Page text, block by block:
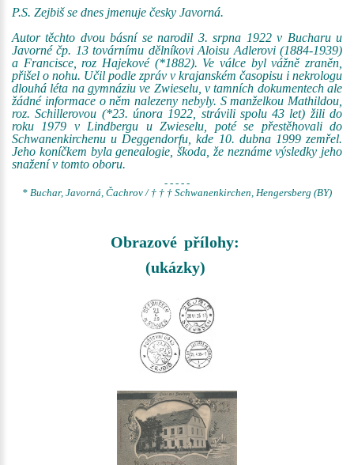
P.S. Zejbiš se dnes jmenuje česky Javorná.
Autor těchto dvou básní se narodil 3. srpna 1922 v Bucharu u
Javorné čp. 13 továrnímu dělníkovi Aloisu Adlerovi (1884-1939)
a Francisce, roz Hajekové (*1882). Ve válce byl vážně zraněn,
přišel o nohu. Učil podle zpráv v krajanském časopisu i nekrologu
dlouhá léta na gymnáziu ve Zwieselu, v tamních dokumentech ale
žádné informace o něm nalezeny nebyly. S manželkou Mathildou,
roz. Schillerovou (*23. února 1922, strávili spolu 43 let) žili do
roku 1979 v Lindbergu u Zwieselu, poté se přestěhovali do
Schwanenkirchenu u Deggendorfu, kde 10. dubna 1999 zemřel.
Jeho koníčkem byla genealogie, škoda, že neznáme výsledky jeho
snažení v tomto oboru.
- - - - -
* Buchar, Javorná, Čachrov / † † † Schwanenkirchen, Hengersberg (BY)
Obrazové přílohy:
(ukázky)